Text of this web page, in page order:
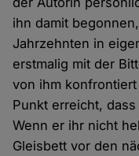
ihn damit
Jahrzehnten in
erstmalig mit der
von ihm
Punkt erreicht,
Wenn er ihr nicht
Gleisbett vor den